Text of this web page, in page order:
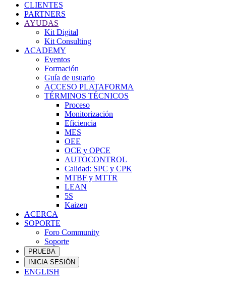
CLIENTES
PARTNERS
AYUDAS
Kit Digital
Kit Consulting
ACADEMY
Eventos
Formación
Guía de usuario
ACCESO PLATAFORMA
TÉRMINOS TÉCNICOS
Proceso
Monitorización
Eficiencia
MES
OEE
OCE y OPCE
AUTOCONTROL
Calidad: SPC y CPK
MTBF y MTTR
LEAN
5S
Kaizen
ACERCA
SOPORTE
Foro Community
Soporte
PRUEBA
INICIA SESIÓN
ENGLISH